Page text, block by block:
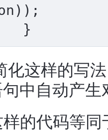
化这样的写
中自动产
的代码等